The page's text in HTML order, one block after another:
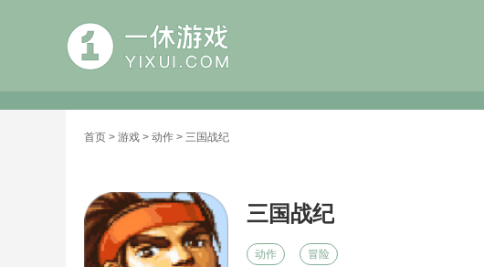
首页 > 游戏 > 动作 > 三国战纪
三国战纪
动作 冒险